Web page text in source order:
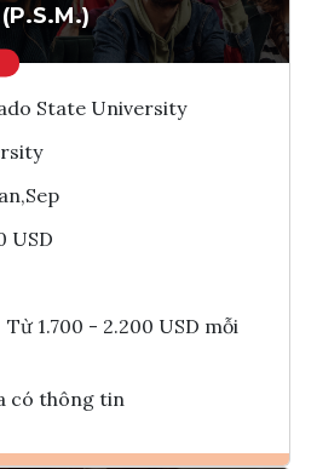
(P.S.M.)
State University
USD
Từ 1.700 - 2.200 USD mỗi
có thông tin